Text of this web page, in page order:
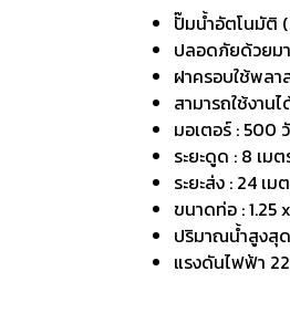
ปั๊มน้ำอัตโนมัติ
ปลอดภัยด้วยม
ฝาครอบใช้พลา
สามารถใช้งาน
มอเตอร์ : 500
ระยะดูด : 8 เมต
ระยะส่ง : 24 เม
ขนาดท่อ : 1.25
ปริมาณน้ำสูงสุ
แรงดันไฟฟ้า